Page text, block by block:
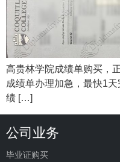
高贵林学院成绩单购买，
成绩单办理加急，最快1
绩 […]
公司业务
毕业证购买